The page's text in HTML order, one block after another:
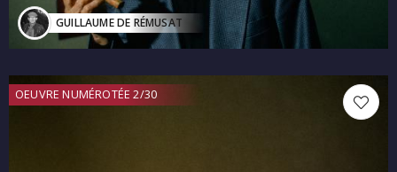
GUILLAUME DE RÉMUSAT
OEUVRE NUMÉROTÉE 2/30